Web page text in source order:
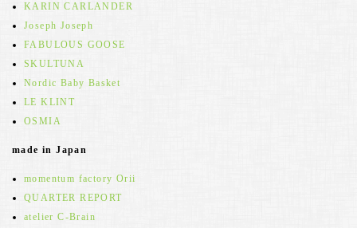
KARIN CARLANDER
Joseph Joseph
FABULOUS GOOSE
SKULTUNA
Nordic Baby Basket
LE KLINT
OSMIA
made in Japan
momentum factory Orii
QUARTER REPORT
atelier C-Brain